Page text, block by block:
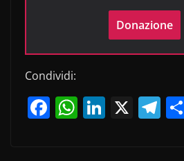
Donazione
Condividi:
F W Li X T